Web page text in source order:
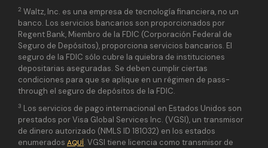
2 Waltz, Inc. es una empresa de tecnología financiera, no un
banco. Los servicios bancarios son proporcionados por
Regent Bank, Miembro de la FDIC (Corporación Federal de
Seguro de Depósitos), proporciona servicios bancarios. El
seguro de la FDIC sólo cubre la quiebra de instituciones
depositarias aseguradas. Se deben cumplir ciertas
condiciones para que se aplique en un régimen de pass-
through el seguro de depósitos de la FDIC.
3 Los servicios de pago internacional en Estados Unidos son
prestados por Visa Global Services Inc. (VGSI), un transmisor
de dinero autorizado (NMLS ID 181032) en los estados
enumerados AQUÍ. VGSI tiene licencia como transmisor de